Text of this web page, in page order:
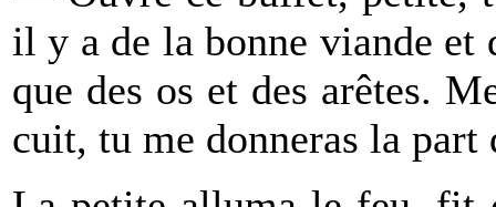
il y a de la bonne viande et
que des os et des arêtes.
cuit, tu me donneras la part